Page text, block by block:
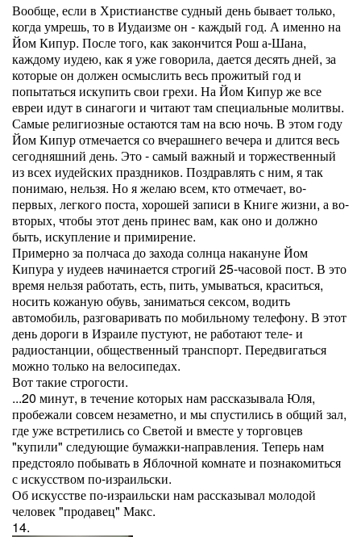
Вообще, если в Христианстве судный день бывает только,
когда умрешь, то в Иудаизме он - каждый год. А именно на
Йом Кипур. После того, как закончится Рош а-Шана,
каждому иудею, как я уже говорила, дается десять дней, за
которые он должен осмыслить весь прожитый год и
попытаться искупить свои грехи. На Йом Кипур же все
евреи идут в синагоги и читают там специальные молитвы.
Самые религиозные остаются там на всю ночь. В этом году
Йом Кипур отмечается со вчерашнего вечера и длится весь
сегодняшний день. Это - самый важный и торжественный
из всех иудейских праздников. Поздравлять с ним, я так
понимаю, нельзя. Но я желаю всем, кто отмечает, во-
первых, легкого поста, хорошей записи в Книге жизни, а во-
вторых, чтобы этот день принес вам, как оно и должно
быть, искупление и примирение.
Примерно за полчаса до захода солнца накануне Йом
Кипура у иудеев начинается строгий 25-часовой пост. В это
время нельзя работать, есть, пить, умываться, краситься,
носить кожаную обувь, заниматься сексом, водить
автомобиль, разговаривать по мобильному телефону. В этот
день дороги в Израиле пустуют, не работают теле- и
радиостанции, общественный транспорт. Передвигаться
можно только на велосипедах.
Вот такие строгости.
...20 минут, в течение которых нам рассказывала Юля,
пробежали совсем незаметно, и мы спустились в общий зал,
где уже встретились со Светой и вместе у торговцев
"купили" следующие бумажки-направления. Теперь нам
предстояло побывать в Яблочной комнате и познакомиться
с искусством по-израильски.
Об искусстве по-израильски нам рассказывал молодой
человек "продавец" Макс.
14.